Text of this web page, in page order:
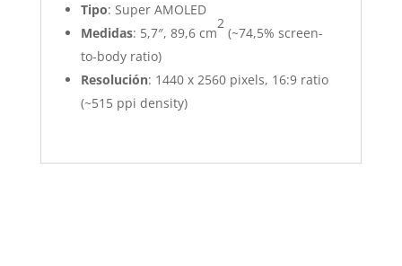
Tipo: Super AMOLED
Medidas: 5,7″, 89,6 cm
2
(~74,5% screen-
to-body ratio)
Resolución: 1440 x 2560 pixels, 16:9 ratio
(~515 ppi density)